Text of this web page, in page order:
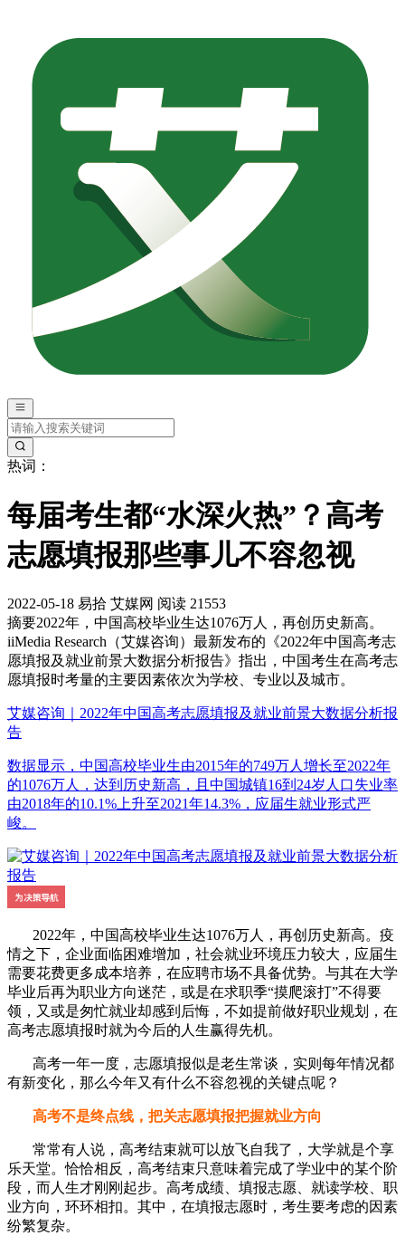
热词：
每届考生都“水深火热”？高考
志愿填报那些事儿不容忽视
2022-05-18 易拾 艾媒网 阅读 21553
摘要2022年，中国高校毕业生达1076万人，再创历史新高。
iiMedia Research（艾媒咨询）最新发布的《2022年中国高考志
愿填报及就业前景大数据分析报告》指出，中国考生在高考志
愿填报时考量的主要因素依次为学校、专业以及城市。
艾媒咨询｜2022年中国高考志愿填报及就业前景大数据分析报
告
数据显示，中国高校毕业生由2015年的749万人增长至2022年
的1076万人，达到历史新高，且中国城镇16到24岁人口失业率
由2018年的10.1%上升至2021年14.3%，应届生就业形式严
峻。
2022年，中国高校毕业生达1076万人，再创历史新高。疫
情之下，企业面临困难增加，社会就业环境压力较大，应届生
需要花费更多成本培养，在应聘市场不具备优势。与其在大学
毕业后再为职业方向迷茫，或是在求职季“摸爬滚打”不得要
领，又或是匆忙就业却感到后悔，不如提前做好职业规划，在
高考志愿填报时就为今后的人生赢得先机。
高考一年一度，志愿填报似是老生常谈，实则每年情况都
有新变化，那么今年又有什么不容忽视的关键点呢？
高考不是终点线，把关志愿填报把握就业方向
常常有人说，高考结束就可以放飞自我了，大学就是个享
乐天堂。恰恰相反，高考结束只意味着完成了学业中的某个阶
段，而人生才刚刚起步。高考成绩、填报志愿、就读学校、职
业方向，环环相扣。其中，在填报志愿时，考生要考虑的因素
纷繁复杂。